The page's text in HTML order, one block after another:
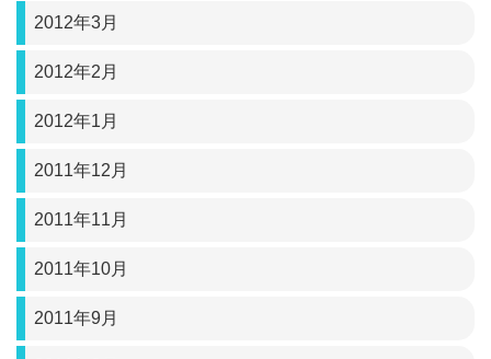
2012年3月
2012年2月
2012年1月
2011年12月
2011年11月
2011年10月
2011年9月